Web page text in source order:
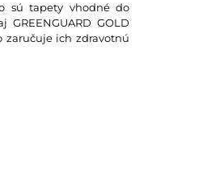
sú tapety vhodné do
GOLD
zaručuje ich zdravotnú